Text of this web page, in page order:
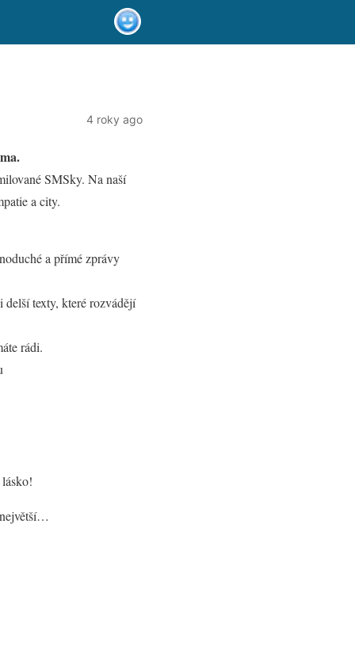
4 roky ago
SMSky. Na naší
a city.
a přímé zprávy
delší texty, které rozvádějí
rádi.